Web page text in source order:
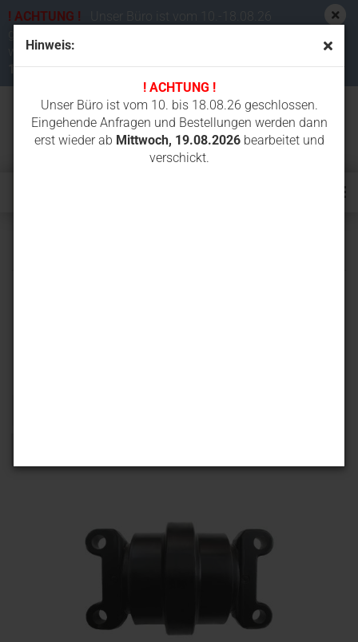
Hinweis:
! ACHTUNG !
Unser Büro ist vom 10. bis 18.08.26 geschlossen.
Eingehende Anfragen und Bestellungen werden dann
erst wieder ab Mittwoch, 19.08.2026bearbeitet und
verschickt.
! ACHTUNG !
Unser Büro ist vom 10.-18.08.26
werden dann erst wieder ab
19.08.2026bearbeitet und verschickt.